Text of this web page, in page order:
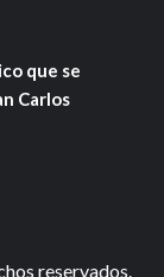
que se
Carlos